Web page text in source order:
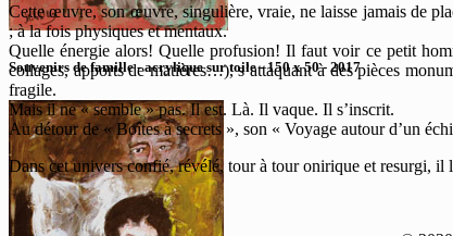
Souvenirs de famille - acrylique sur toile - 150 x 50 - 2017
Cette œuvre, son œuvre, singulière, vraie, ne laisse jamais de
; à la fois physiques et mentaux.
Quelle énergie alors! Quelle profusion! Il faut voir ce petit
collages, apports de matières…), s’attaquant à des pièces
fragile.
Mais il ne « semble » pas. Il est. Là. Il vaque. Il s’inscrit.
Au détour de « Boîtes à secrets », son « Voyage autour d’un
Dans cet univers confié, révélé, tour à tour onirique et resurgi, il